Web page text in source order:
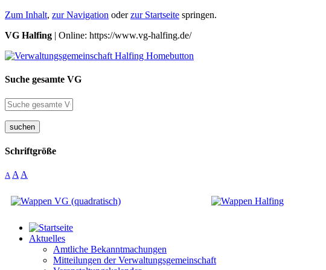
Zum Inhalt, zur Navigation oderzur Startseite springen.
VG Halfing | Online: https://www.vg-halfing.de/
Suche gesamte VG
suchen
Schriftgröße
A A A
Aktuelles
Amtliche Bekanntmachungen
Mitteilungen der Verwaltungsgemeinschaft